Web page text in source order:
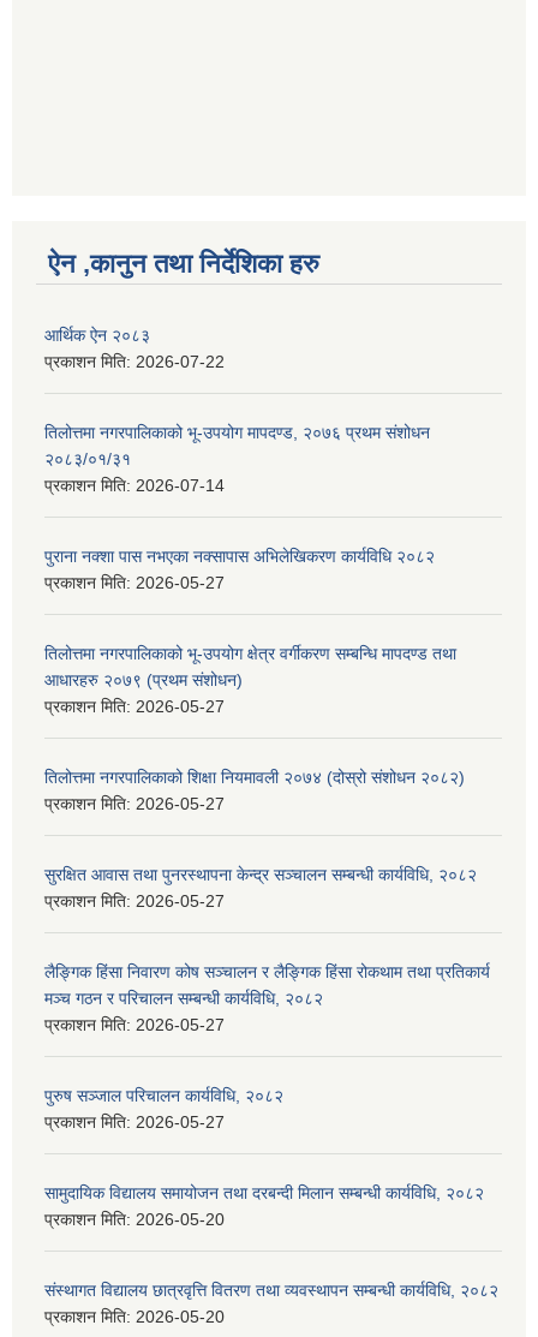
ऐन ,कानुन तथा निर्देशिका हरु
आर्थिक ऐन २०८३
प्रकाशन मिति: 2026-07-22
तिलोत्तमा नगरपालिकाको भू-उपयोग मापदण्ड, २०७६ प्रथम संशोधन
२०८३/०१/३१
प्रकाशन मिति: 2026-07-14
पुराना नक्शा पास नभएका नक्सापास अभिलेखिकरण कार्यविधि २०८२
प्रकाशन मिति: 2026-05-27
तिलोत्तमा नगरपालिकाको भू-उपयोग क्षेत्र वर्गीकरण सम्बन्धि मापदण्ड तथा
आधारहरु २०७९ (प्रथम संशोधन)
प्रकाशन मिति: 2026-05-27
तिलोत्तमा नगरपालिकाको शिक्षा नियमावली २०७४ (दोस्रो संशोधन २०८२)
प्रकाशन मिति: 2026-05-27
सुरक्षित आवास तथा पुनरस्थापना केन्द्र सञ्चालन सम्बन्धी कार्यविधि, २०८२
प्रकाशन मिति: 2026-05-27
लैङ्गिक हिंसा निवारण कोष सञ्चालन र लैङ्गिक हिंसा रोकथाम तथा प्रतिकार्य
मञ्च गठन र परिचालन सम्बन्धी कार्यविधि, २०८२
प्रकाशन मिति: 2026-05-27
पुरुष सञ्जाल परिचालन कार्यविधि, २०८२
प्रकाशन मिति: 2026-05-27
सामुदायिक विद्यालय समायोजन तथा दरबन्दी मिलान सम्बन्धी कार्यविधि, २०८२
प्रकाशन मिति: 2026-05-20
संस्थागत विद्यालय छात्रवृत्ति वितरण तथा व्यवस्थापन सम्बन्धी कार्यविधि, २०८२
प्रकाशन मिति: 2026-05-20